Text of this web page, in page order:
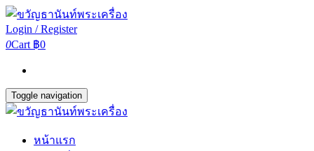
Login / Register
0Cart ฿0
Toggle navigation
หน้าแรก